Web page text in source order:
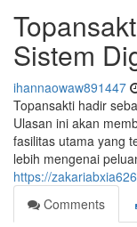
Sistem
ihannaowaw891447
Topansakti hadir
Ulasan ini akan
fasilitas utama yang
lebih mengenai
https://
Comments